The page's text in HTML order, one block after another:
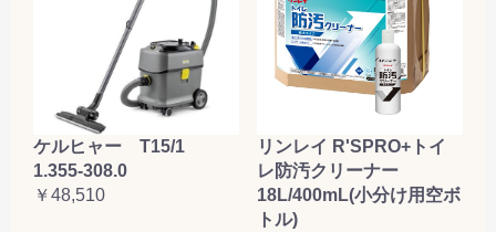
ケルヒャー T15/1
1.355-308.0
￥48,510
リンレイ R'SPRO+トイ
レ防汚クリーナー
18L/400mL(小分け用空ボ
トル)